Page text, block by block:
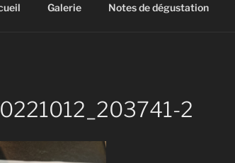
Galerie Notes de dégustation
2